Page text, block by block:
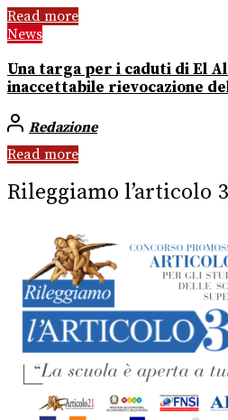
Read more
News
Una targa per i caduti di El
inaccettabile rievocazione
Redazione
Read more
Rileggiamo l’articolo